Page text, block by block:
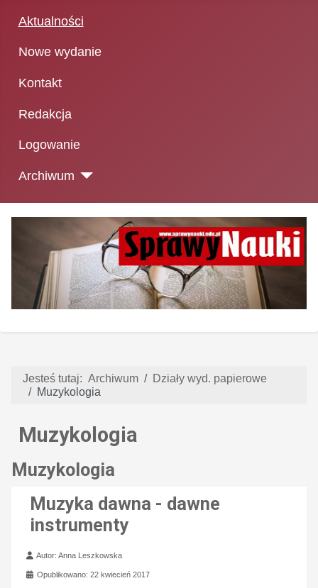
Aktualności
Nowe wydanie
Kontakt
Redakcja
Logowanie
Archiwum
Jesteś tutaj: Archiwum
Działy wyd. papierowe
Muzykologia
Muzykologia
Muzykologia
Muzyka dawna - dawne
instrumenty
Szczegóły
Autor:Anna Leszkowska
Opublikowano: 22 kwiecień 2017